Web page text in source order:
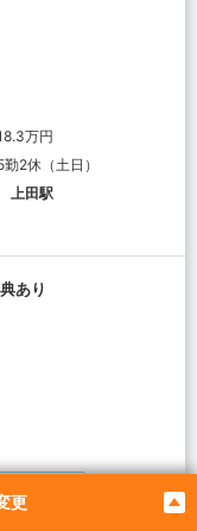
更
万円
勤2休（土日）
上田駅
あり